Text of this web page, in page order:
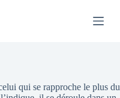
qui se rapproche le plus du